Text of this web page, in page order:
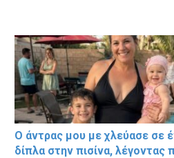
Ο άντρας μου με χλεύασε σε
δίπλα στην πισίνα,